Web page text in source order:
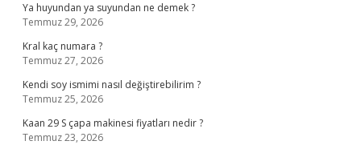
Ya huyundan ya suyundan ne demek ?
Temmuz 29, 2026
Kral kaç numara ?
Temmuz 27, 2026
Kendi soy ismimi nasıl değiştirebilirim ?
Temmuz 25, 2026
Kaan 29 S çapa makinesi fiyatları nedir ?
Temmuz 23, 2026